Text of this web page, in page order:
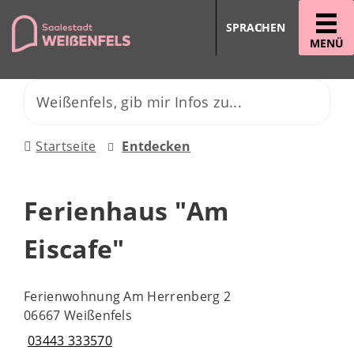
MENÜ
SPRACHEN
Startseite Entdecken
Ferienhaus "Am
Eiscafe"
Ferienwohnung Am Herrenberg 2
06667 Weißenfels
03443 333570